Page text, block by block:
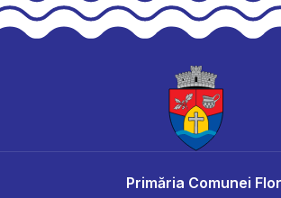
Primăria Comunei